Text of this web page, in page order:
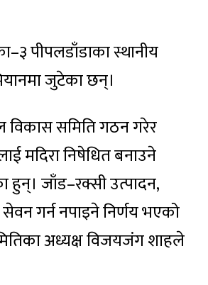
पीपलडाँडाका स्थानीय
जुटेका छन्।
विकास समिति गठन गरेर
मदिरा निषेधित बनाउने
हुन्। जाँड–रक्सी उत्पादन,
सेवन गर्न नपाइने निर्णय भएको
अध्यक्ष विजयजंग शाहले